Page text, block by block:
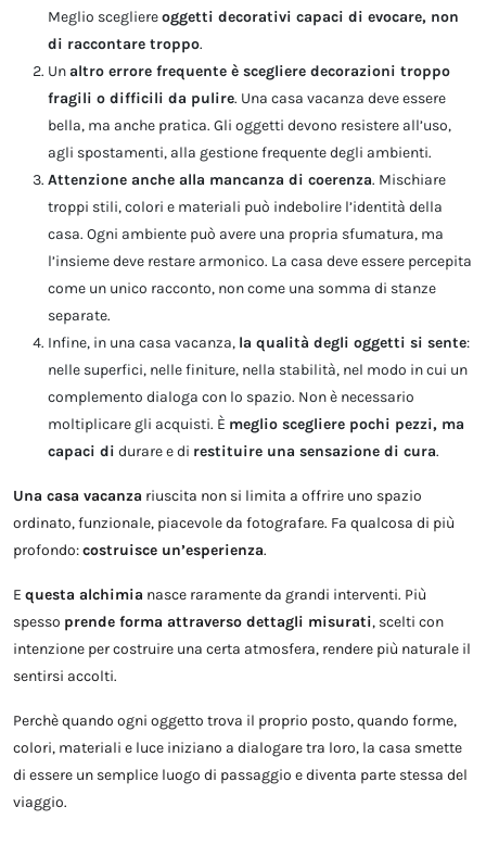
Meglio scegliereoggetti decorativi capaci di evocare, non
di raccontare troppo.
Unaltro errore frequente è scegliere decorazioni troppo
fragili o difficili da pulire. Una casa vacanza deve essere
bella, ma anche pratica. Gli oggetti devono resistere all’uso,
agli spostamenti, alla gestione frequente degli ambienti.
Attenzione anche alla mancanza di coerenza. Mischiare
troppi stili, colori e materiali può indebolire l’identità della
casa. Ogni ambiente può avere una propria sfumatura, ma
l’insieme deve restare armonico. La casa deve essere percepita
come un unico racconto, non come una somma di stanze
separate.
Infine, in una casa vacanza, la qualità degli oggetti si sente:
nelle superfici, nelle finiture, nella stabilità, nel modo in cui un
complemento dialoga con lo spazio. Non è necessario
moltiplicare gli acquisti. È meglio scegliere pochi pezzi, ma
capaci di durare e di restituire una sensazione di cura.
Una casa vacanza riuscita non si limita a offrire uno spazio
ordinato, funzionale, piacevole da fotografare. Fa qualcosa di più
profondo:costruisce un’esperienza.
E questa alchimia nasce raramente da grandi interventi. Più
spesso prende forma attraverso dettagli misurati, scelti con
intenzione per costruire una certa atmosfera, rendere più naturale il
sentirsi accolti.
Perchè quando ogni oggetto trova il proprio posto, quando forme,
colori, materiali e luce iniziano a dialogare tra loro, la casa smette
di essere un semplice luogo di passaggio e diventa parte stessa del
viaggio.